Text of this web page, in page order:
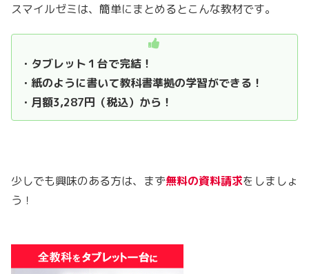
スマイルゼミは、簡単にまとめるとこんな教材です。
・タブレット１台で完結！
・紙のように書いて教科書準拠の学習ができる！
・月額3,287円（税込）から！
少しでも興味のある方は、まず無料の資料請求をしましょ
う！